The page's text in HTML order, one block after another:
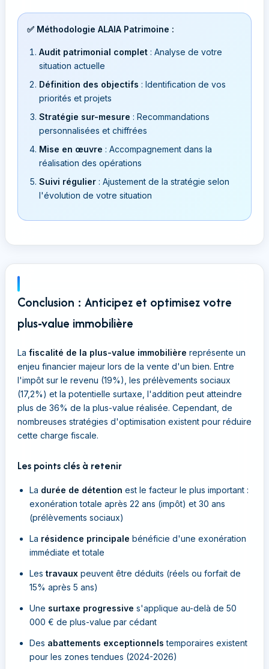
✅ Méthodologie ALAIA Patrimoine :
Audit patrimonial complet : Analyse de votre
situation actuelle
Définition des objectifs : Identification de vos
priorités et projets
Stratégie sur-mesure : Recommandations
personnalisées et chiffrées
Mise en œuvre : Accompagnement dans la
réalisation des opérations
Suivi régulier : Ajustement de la stratégie selon
l'évolution de votre situation
Conclusion : Anticipez et optimisez votre
plus-value immobilière
La fiscalité de la plus-value immobilière représente un
enjeu financier majeur lors de la vente d'un bien. Entre
l'impôt sur le revenu (19%), les prélèvements sociaux
(17,2%) et la potentielle surtaxe, l'addition peut atteindre
plus de 36% de la plus-value réalisée. Cependant, de
nombreuses stratégies d'optimisation existent pour réduire
cette charge fiscale.
Les points clés à retenir
La durée de détention est le facteur le plus important :
exonération totale après 22 ans (impôt) et 30 ans
(prélèvements sociaux)
La résidence principale bénéficie d'une exonération
immédiate et totale
Les travaux peuvent être déduits (réels ou forfait de
15% après 5 ans)
Une surtaxe progressive s'applique au-delà de 50
000 € de plus-value par cédant
Des abattements exceptionnels temporaires existent
pour les zones tendues (2024-2026)